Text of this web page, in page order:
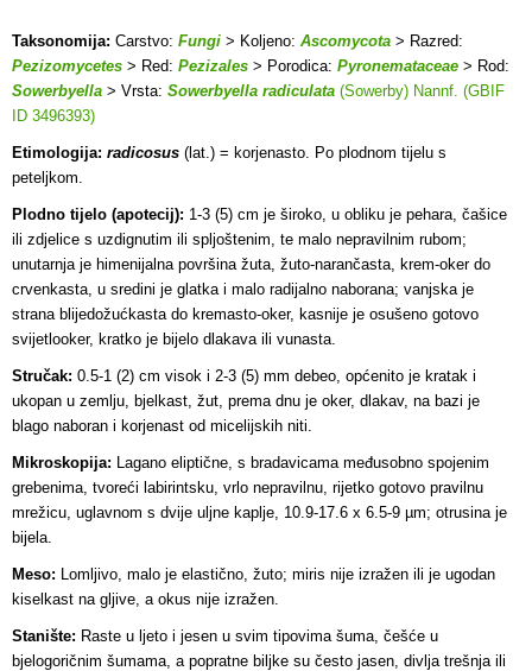
Taksonomija: Carstvo: Fungi > Koljeno: Ascomycota > Razred:
Pezizomycetes > Red: Pezizales > Porodica: Pyronemataceae > Rod:
Sowerbyella > Vrsta: Sowerbyella radiculata (Sowerby) Nannf. (GBIF
ID 3496393)
Etimologija: radicosus (lat.) = korjenasto. Po plodnom tijelu s
peteljkom.
Plodno tijelo (apotecij): 1-3 (5) cm je široko, u obliku je pehara, čašice
ili zdjelice s uzdignutim ili spljoštenim, te malo nepravilnim rubom;
unutarnja je himenijalna površina žuta, žuto-narančasta, krem-oker do
crvenkasta, u sredini je glatka i malo radijalno naborana; vanjska je
strana blijedožućkasta do kremasto-oker, kasnije je osušeno gotovo
svijetlooker, kratko je bijelo dlakava ili vunasta.
Stručak: 0.5-1 (2) cm visok i 2-3 (5) mm debeo, općenito je kratak i
ukopan u zemlju, bjelkast, žut, prema dnu je oker, dlakav, na bazi je
blago naboran i korjenast od micelijskih niti.
Mikroskopija: Lagano eliptične, s bradavicama međusobno spojenim
grebenima, tvoreći labirintsku, vrlo nepravilnu, rijetko gotovo pravilnu
mrežicu, uglavnom s dvije uljne kaplje, 10.9-17.6 x 6.5-9 µm; otrusina je
bijela.
Meso: Lomljivo, malo je elastično, žuto; miris nije izražen ili je ugodan
kiselkast na gljive, a okus nije izražen.
Stanište: Raste u ljeto i jesen u svim tipovima šuma, češće u
bjelogoričnim šumama, a popratne biljke su često jasen, divlja trešnja ili